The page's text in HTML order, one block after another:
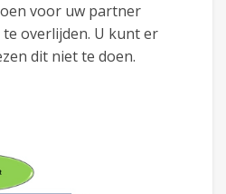
voor uw partner
overlijden. U kunt er
dit niet te doen.